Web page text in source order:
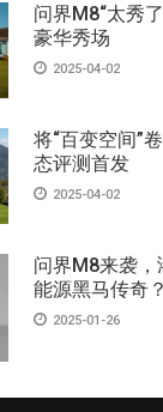
问界M8“太秀
豪华秀场
2025-04-02
将“百变空间”
态评测首发
2025-04-02
问界M8来袭
能源黑马传奇？
2025-01-26